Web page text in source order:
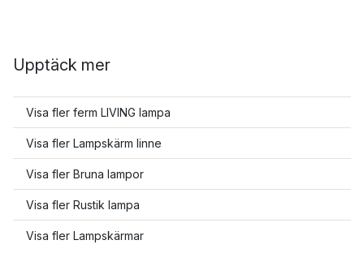
Upptäck mer
Visa fler ferm LIVING lampa
Visa fler Lampskärm linne
Visa fler Bruna lampor
Visa fler Rustik lampa
Visa fler Lampskärmar